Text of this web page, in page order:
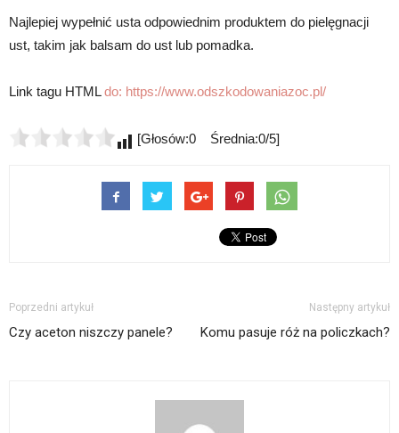
Najlepiej wypełnić usta odpowiednim produktem do pielęgnacji
ust, takim jak balsam do ust lub pomadka.
Link tagu HTMLdo: https://www.odszkodowaniazoc.pl/
[Głosów:0 Średnia:0/5]
Poprzedni artykuł
Czy aceton niszczy panele?
Następny artykuł
Komu pasuje róż na policzkach?